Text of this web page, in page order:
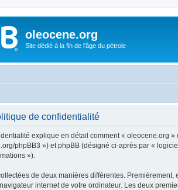
oleocene.org
Site dédié à la fin de l'âge du pétrole
de confidentialité
explique en détail comment « oleocene.org
phpBB3 ») et phpBB (désigné ci-après par «
»).
de deux manières différentes.
internet de votre ordinateur. Les deux